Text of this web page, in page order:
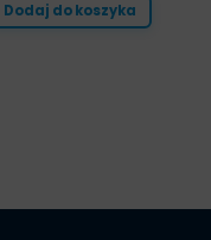
Dodaj do koszyka